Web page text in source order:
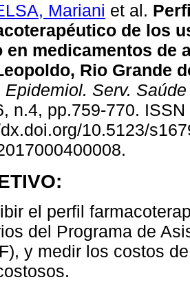
Mariani et al.
de los
en medicamentos de
Rio Grande
Epidemiol. Serv. Saúde
n.4, pp.759-770.
10.5123/
el perfil
del Programa de
y medir los costos